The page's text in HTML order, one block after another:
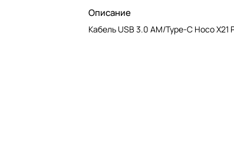
Описание
Кабель USB 3.0 AM/Type-C Hoco X21